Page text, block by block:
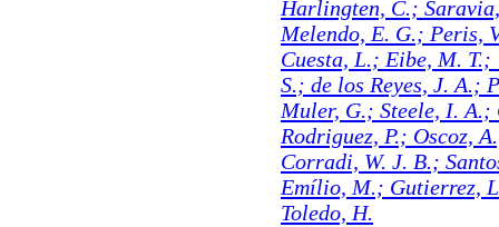
Harlingten, C.;
Melendo, E. G.; Peris,
Cuesta, L.; Eibe, M.
S.; de los Reyes, J. A.;
Muler, G.; Steele, I.
Rodriguez, P.; Oscoz,
Corradi, W. J. B.;
Emílio, M.; Gutierrez,
Toledo, H.